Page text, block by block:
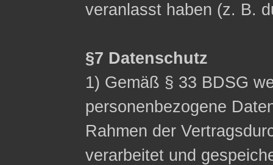
veranlasst haben (z. B.
§7 Datenschutz
1) Gemäß § 33 BDSG
personenbezogene
Rahmen der
verarbeitet und